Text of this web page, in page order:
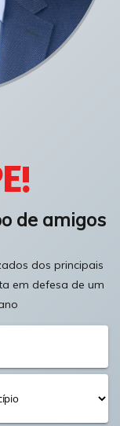
de amigos
dos principais
em defesa de um